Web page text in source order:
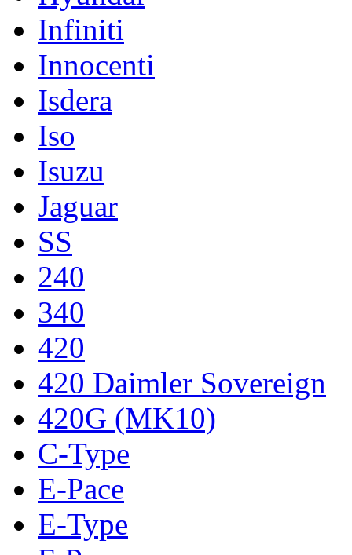
Infiniti
Innocenti
Isdera
Iso
Isuzu
Jaguar
SS
240
340
420
420 Daimler Sovereign
420G (MK10)
C-Type
E-Pace
E-Type